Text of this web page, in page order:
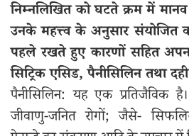
निम्नलिखित को घटते क्रम में
उनके महत्त्व के अनुसार संयोजित
पहले रखते हुए कारणों सहित
सिट्रिक एसिड, पैनीसिलिन तथा दही
पैनीसिलिन: यह एक प्रतिजैविक
जीवाणु-जनित रोगों; जैसे-